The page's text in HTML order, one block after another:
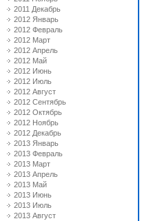
2011 Декабрь
2012 Январь
2012 Февраль
2012 Март
2012 Апрель
2012 Май
2012 Июнь
2012 Июль
2012 Август
2012 Сентябрь
2012 Октябрь
2012 Ноябрь
2012 Декабрь
2013 Январь
2013 Февраль
2013 Март
2013 Апрель
2013 Май
2013 Июнь
2013 Июль
2013 Август